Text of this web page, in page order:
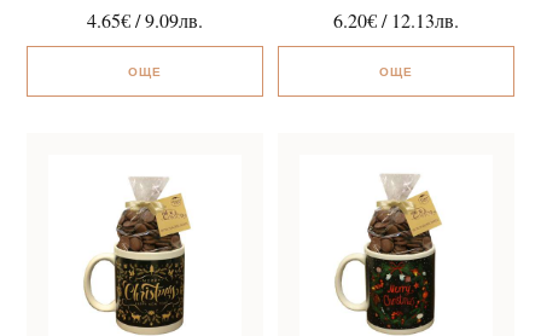
4.65€/9.09лв.
ОЩЕ
6.20€/ 12.13лв.
ОЩЕ